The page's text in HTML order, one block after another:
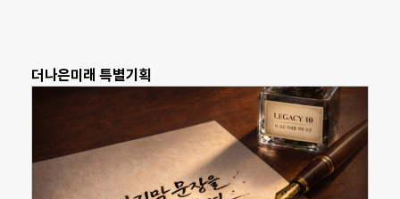
더나은미래 특별기획